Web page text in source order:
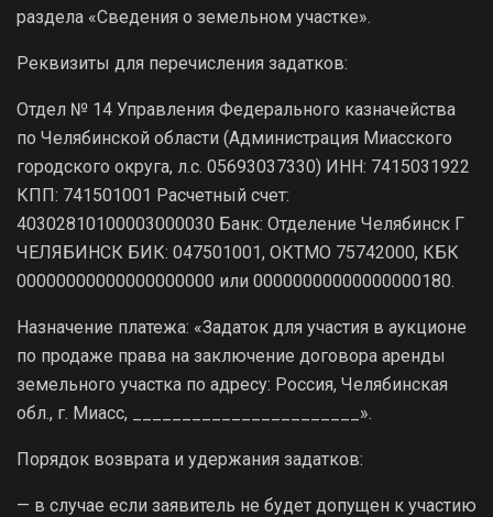
раздела «Сведения о земельном участке».
Реквизиты для перечисления задатков:
Отдел № 14 Управления Федерального казначейства
по Челябинской области (Администрация Миасского
городского округа, л.с. 05693037330) ИНН: 7415031922
КПП: 741501001 Расчетный счет:
40302810100003000030 Банк: Отделение Челябинск Г
ЧЕЛЯБИНСК БИК: 047501001, ОКТМО 75742000, КБК
00000000000000000000 или 00000000000000000180.
Назначение платежа: «Задаток для участия в аукционе
по продаже права на заключение договора аренды
земельного участка по адресу: Россия, Челябинская
обл., г. Миасс, _______________________».
Порядок возврата и удержания задатков:
— в случае если заявитель не будет допущен к участию